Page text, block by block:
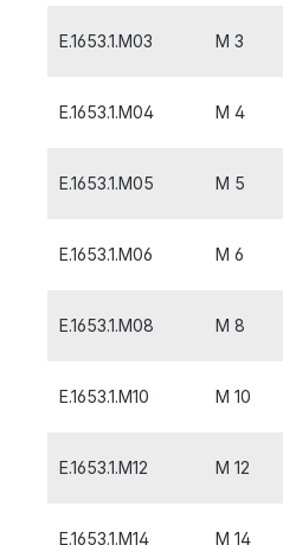
E.1653.1.M03 M 3
E.1653.1.M04 M 4
E.1653.1.M05 M 5
E.1653.1.M06 M 6
E.1653.1.M08 M 8
E.1653.1.M10 M 10
E.1653.1.M12 M 12
E.1653.1.M14 M 14